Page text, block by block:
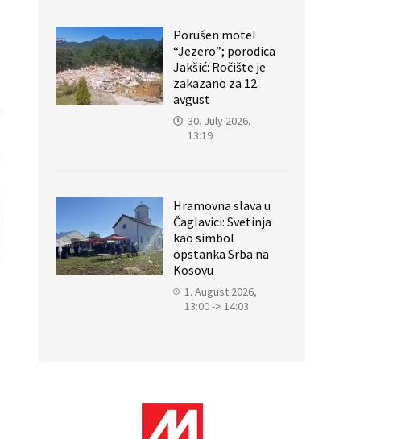
Porušen motel
“Jezero”; porodica
Jakšić: Ročište je
zakazano za 12.
avgust
30. July 2026,
13:19
Hramovna slava u
Čaglavici: Svetinja
kao simbol
opstanka Srba na
Kosovu
1. August 2026,
13:00 -> 14:03